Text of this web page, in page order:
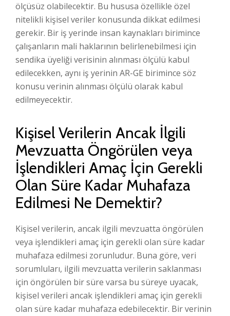
ölçüsüz olabilecektir. Bu hususa özellikle özel
nitelikli kişisel veriler konusunda dikkat edilmesi
gerekir. Bir iş yerinde insan kaynakları birimince
çalışanların mali haklarının belirlenebilmesi için
sendika üyeliği verisinin alınması ölçülü kabul
edilecekken, aynı iş yerinin AR-GE birimince söz
konusu verinin alınması ölçülü olarak kabul
edilmeyecektir.
Kişisel Verilerin Ancak İlgili
Mevzuatta Öngörülen veya
İşlendikleri Amaç İçin Gerekli
Olan Süre Kadar Muhafaza
Edilmesi Ne Demektir?
Kişisel verilerin, ancak ilgili mevzuatta öngörülen
veya işlendikleri amaç için gerekli olan süre kadar
muhafaza edilmesi zorunludur. Buna göre, veri
sorumluları, ilgili mevzuatta verilerin saklanması
için öngörülen bir süre varsa bu süreye uyacak,
kişisel verileri ancak işlendikleri amaç için gerekli
olan süre kadar muhafaza edebilecektir. Bir verinin